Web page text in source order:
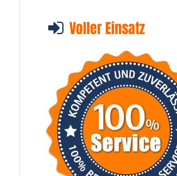
Voller Einsatz